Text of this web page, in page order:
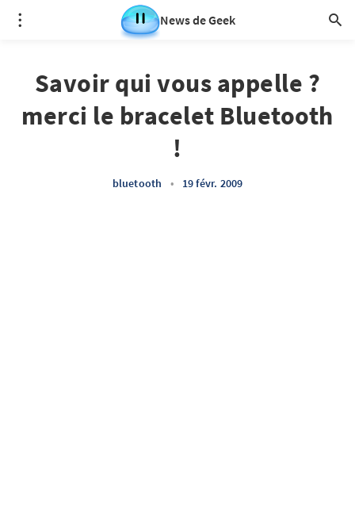
News de Geek
Savoir qui vous appelle ?
merci le bracelet Bluetooth
!
bluetooth • 19 févr. 2009